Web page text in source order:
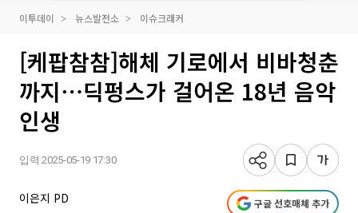
이투데이 뉴스발전소 이슈크래커
[케팝참참]해체 기로에서 비바청춘
까지⋯딕펑스가 걸어온 18년 음악
인생
입력 2025-05-19 17:30
이은지 PD 구글 선호매체 추가